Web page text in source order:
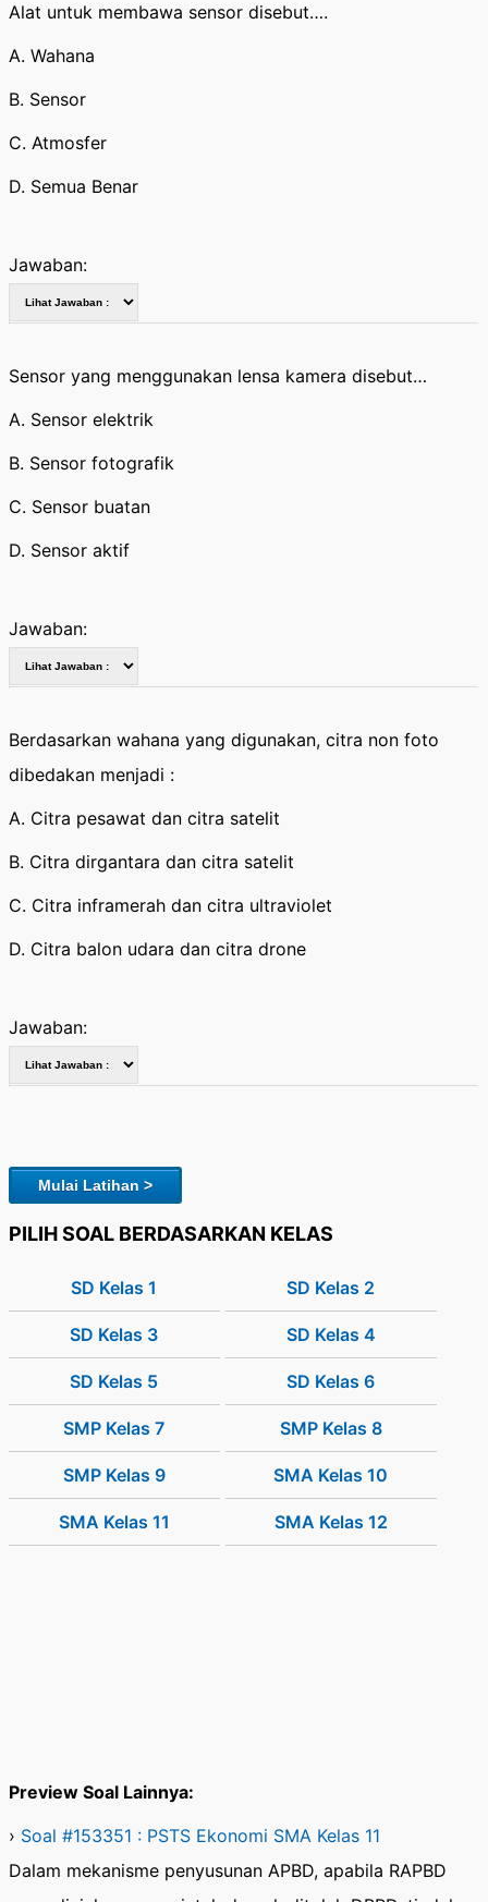
Alat untuk membawa sensor disebut….
A. Wahana
B. Sensor
C. Atmosfer
D. Semua Benar
Jawaban:
Sensor yang menggunakan lensa kamera disebut…
A. Sensor elektrik
B. Sensor fotografik
C. Sensor buatan
D. Sensor aktif
Jawaban:
Berdasarkan wahana yang digunakan, citra non foto
dibedakan menjadi :
A. Citra pesawat dan citra satelit
B. Citra dirgantara dan citra satelit
C. Citra inframerah dan citra ultraviolet
D. Citra balon udara dan citra drone
Jawaban:
Mulai Latihan >
PILIH SOAL BERDASARKAN KELAS
SD Kelas 1 SD Kelas 2
SD Kelas 3 SD Kelas 4
SD Kelas 5 SD Kelas 6
SMP Kelas 7 SMP Kelas 8
SMP Kelas 9 SMA Kelas 10
SMA Kelas 11 SMA Kelas 12
Preview Soal Lainnya:
› Soal #153351 : PSTS Ekonomi SMA Kelas 11
Dalam mekanisme penyusunan APBD, apabila RAPBD